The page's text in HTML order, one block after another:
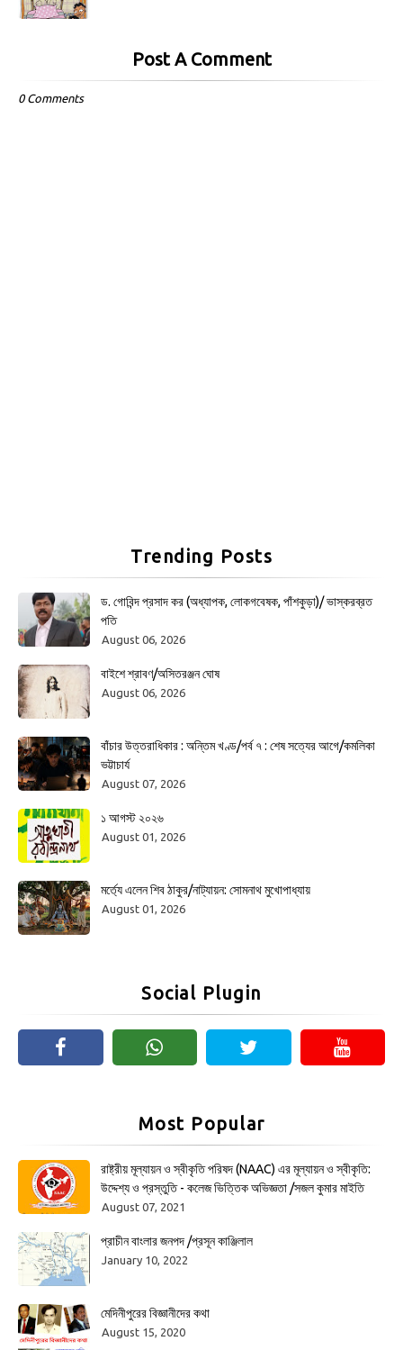
Post A Comment
0 Comments
Trending Posts
ড. গোবিন্দ প্রসাদ কর (অধ্যাপক, লোকগবেষক, পাঁশকুড়া)/ ভাস্করব্রত
পতি
August 06, 2026
বাইশে শ্রাবণ/অসিতরঞ্জন ঘোষ
August 06, 2026
বাঁচার উত্তরাধিকার : অন্তিম খণ্ড/পর্ব ৭ : শেষ সত্যের আগে/কমলিকা
ভট্টাচার্য
August 07, 2026
১ আগস্ট ২০২৬
August 01, 2026
মর্ত্যে এলেন শিব ঠাকুর/নাট্যায়ন: সোমনাথ মুখোপাধ্যায়
August 01, 2026
Social Plugin
Most Popular
রাষ্ট্রীয় মূল্যায়ন ও স্বীকৃতি পরিষদ (NAAC) এর মূল্যায়ন ও স্বীকৃতি:
উদ্দেশ্য ও প্রস্তুতি - কলেজ ভিত্তিক অভিজ্ঞতা /সজল কুমার মাইতি
August 07, 2021
প্রাচীন বাংলার জনপদ /প্রসূন কাঞ্জিলাল
January 10, 2022
মেদিনীপুরের বিজ্ঞানীদের কথা
August 15, 2020